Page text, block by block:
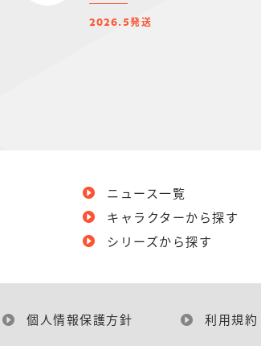
ンダイ限定】
2026.5発送
ニュース一覧
キャラクターから探す
シリーズから探す
個人情報保護方針 利用規約